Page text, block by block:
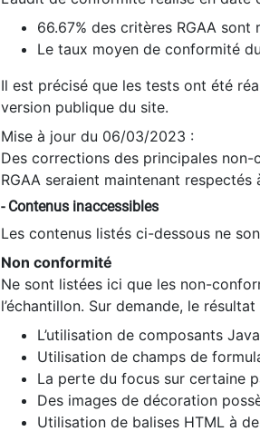
66.67% des critères RGAA sont
Le taux moyen de conformité
Il est précisé que les tests ont été
version publique du site.
Mise à jour du 06/03/2023 :
Des corrections des principales
RGAA seraient maintenant
- Contenus inaccessibles
Les contenus listés ci-dessous ne
Non conformité
Ne sont listées ici que les non-
l’échantillon. Sur demande, le
L’utilisation de composants
Utilisation de champs de
La perte du focus sur certaine
Des images de décoration
Utilisation de balises HTML à